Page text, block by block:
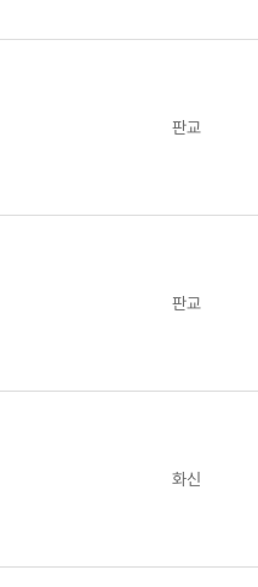
판교
판교
화신